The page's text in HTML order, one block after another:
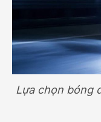
Lựa chọn bóng